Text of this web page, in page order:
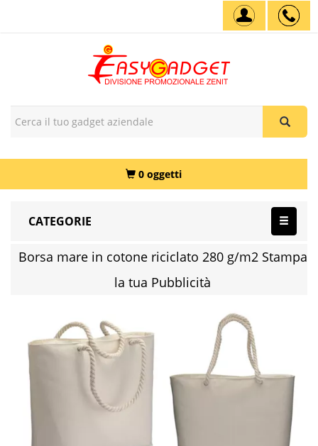
0 oggetti
CATEGORIE
Borsa mare in cotone riciclato 280 g/m2 Stampa
la tua Pubblicità